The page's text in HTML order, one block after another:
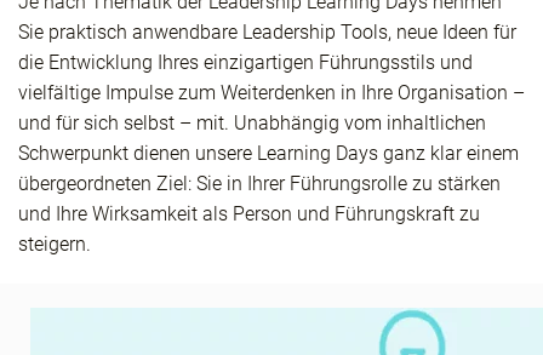
Sie praktisch anwendbare Leadership Tools, neue Ideen für
die Entwicklung Ihres einzigartigen Führungsstils und
vielfältige Impulse zum Weiterdenken in Ihre Organisation –
und für sich selbst – mit. Unabhängig vom inhaltlichen
Schwerpunkt dienen unsere Learning Days ganz klar einem
übergeordneten Ziel: Sie in Ihrer Führungsrolle zu stärken
und Ihre Wirksamkeit als Person und Führungskraft zu
steigern.